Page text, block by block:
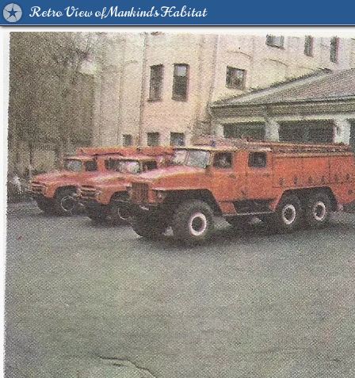
Retro View of Mankind's Habitat